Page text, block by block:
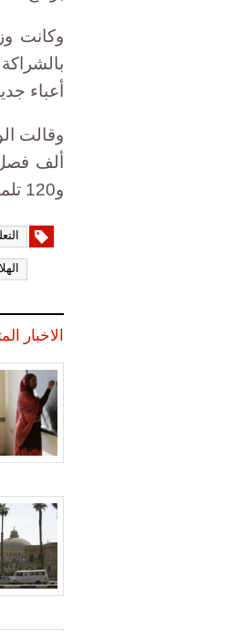
وكانت
أعباء
و120 تلميذا في الفصل الواحد.
الاخبار